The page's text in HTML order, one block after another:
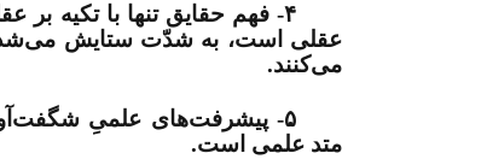
۴- فهم حقایق تنها با تکیه
عقلی است، به شدّت ستایش می‏‌شد.
می‏‌کنند.
۵- پیشرفت‏‌های علمیِ
متد علمی است.